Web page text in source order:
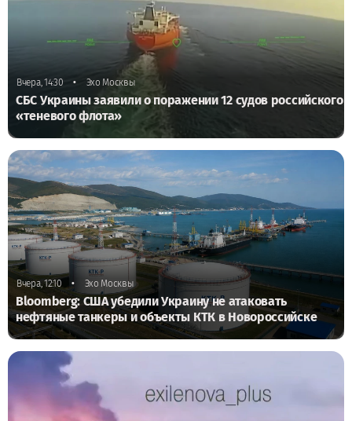
Вчера, 14:30 • Эхо Москвы
СБС Украины заявили о поражении 12 судов российского
«теневого флота»
Вчера, 12:10 • Эхо Москвы
Bloomberg: США убедили Украину не атаковать
нефтяные танкеры и объекты КТК в Новороссийске